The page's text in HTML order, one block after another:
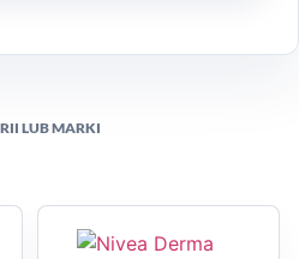
LUB MARKI